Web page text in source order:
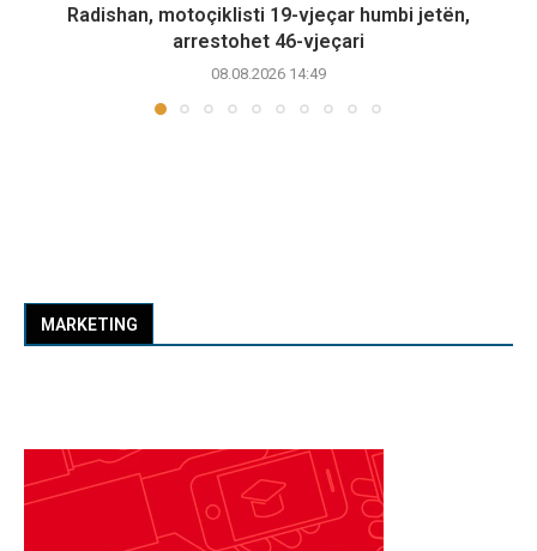
Radishan, motoçiklisti 19-vjeçar humbi jetën,
arrestohet 46-vjeçari
08.08.2026 14:49
MARKETING